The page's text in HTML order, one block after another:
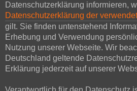
Datenschutzerklärung informieren,
Datenschutzerklärung der
gilt. Sie finden untenstehend
Erhebung und Verwendung
Nutzung unserer Webseite. Wir
Deutschland geltende
Erklärung jederzeit auf unserer